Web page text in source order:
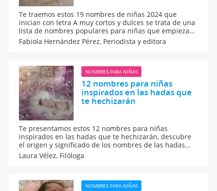
Te traemos estos 19 nombres de niñas 2024 que
inician con letra A muy cortos y dulces se trata de una
lista de nombres populares para niñas que empiezan
por la primera letra del alfabeto. Busca entre estos
nombres para niñas más frecuentes que son muy
Fabiola Hernández Pérez, Periodista y editora
NOMBRES PARA NIÑAS
12 nombres para niñas
inspirados en las hadas que
te hechizarán
Te presentamos estos 12 nombres para niñas
inspirados en las hadas que te hechizarán, descubre
el origen y significado de los nombres de las hadas
para que los puedas elegir para tu hija. Seguramente
estos apodos serán de tu agrado, tanto que no sabrás
Laura Vélez, Filóloga
NOMBRES PARA NIÑAS